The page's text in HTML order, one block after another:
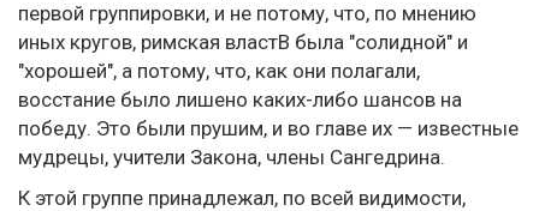
первой группировки, и не потому, что, по мнению
иных кругов, римская властВ была "солидной" и
"хорошей", а потому, что, как они полагали,
восстание было лишено каких-либо шансов на
победу. Это были прушим, и во главе их — известные
мудрецы, учители Закона, члены Сангедрина.
К этой группе принадлежал, по всей видимости,